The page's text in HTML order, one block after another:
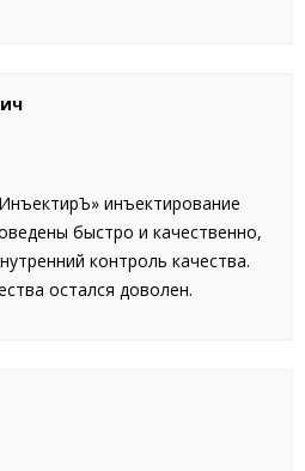
инъектирование
быстро и качественно,
контроль качества.
остался доволен.